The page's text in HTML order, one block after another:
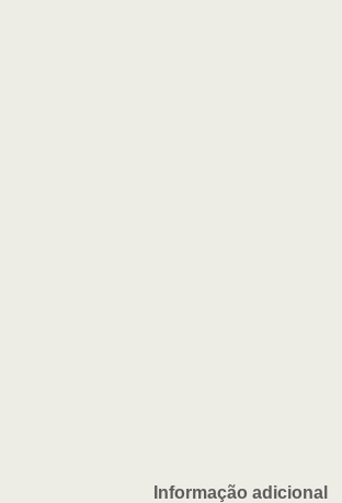
Informação adicional